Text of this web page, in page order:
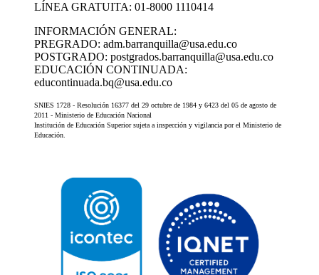
LÍNEA GRATUITA: 01-8000 1110414
INFORMACIÓN GENERAL:
PREGRADO: adm.barranquilla@usa.edu.co
POSTGRADO: postgrados.barranquilla@usa.edu.co
EDUCACIÓN CONTINUADA:
educontinuada.bq@usa.edu.co
SNIES 1728 - Resolución 16377 del 29 octubre de 1984 y 6423 del 05 de agosto de
2011 - Ministerio de Educación Nacional
Institución de Educación Superior sujeta a inspección y vigilancia por el Ministerio de
Educación.